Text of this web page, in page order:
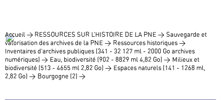
Accueil > RESSOURCES SUR L’HISTOIRE DE LA PNE > Sauvegarde et
valorisation des archives de la PNE > Ressources historiques >
Inventaires d’archives publiques (341 - 32 127 ml - 2000 Go archives
numériques) > Eau, biodiversité (902 - 8829 ml 4,82 Go) > Milieux et
biodiversité (513 - 4655 ml 2,82 Go) > Espaces naturels (141 - 1268 ml,
2,82 Go) > Bourgogne (2) >